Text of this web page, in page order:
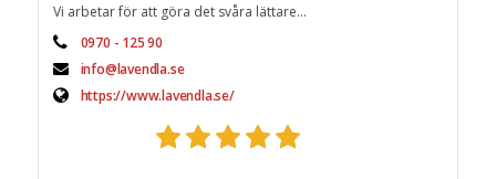
Vi arbetar för att göra det svåra lättare...
0970 - 125 90
info@lavendla.se
https://www.lavendla.se/